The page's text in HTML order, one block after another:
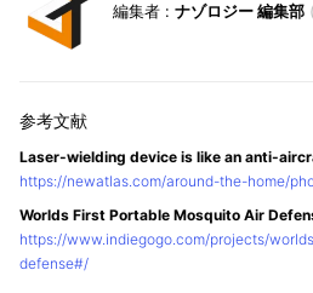
ナゾロジー 編集部
Laser-wielding device is like an anti-
https://newatlas.com/around-the-home/
Worlds First Portable Mosquito Air
https://www.indiegogo.com/projects/
defense#/